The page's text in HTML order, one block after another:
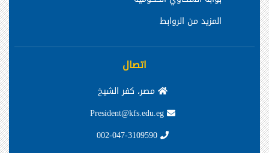
المزيد من الروابط
اتصال
مصر، كفر الشيخ